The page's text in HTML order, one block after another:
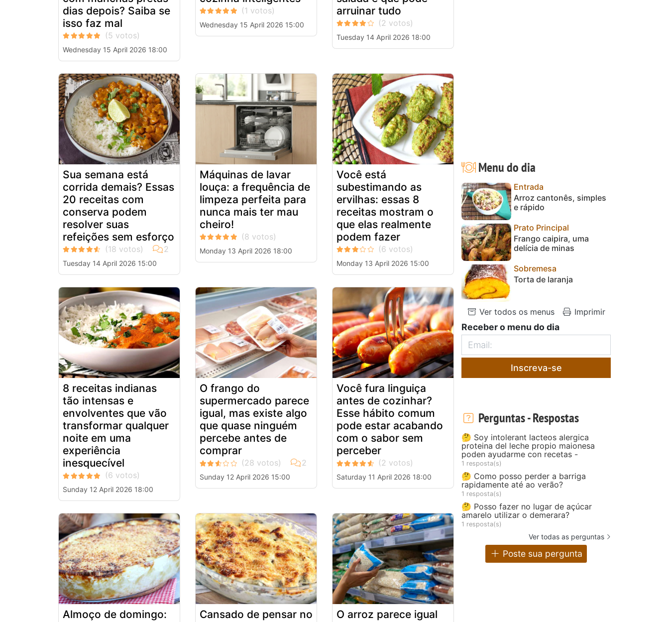
dias depois? Saiba se
isso faz mal
Wednesday 15 April 2026 18:00
Wednesday 15 April 2026 15:00
arruinar tudo
Tuesday 14 April 2026 18:00
Sua semana está
corrida demais? Essas
20 receitas com
conserva podem
resolver suas
refeições sem esforço
Tuesday 14 April 2026 15:00
Máquinas de lavar
louça: a frequência de
limpeza perfeita para
nunca mais ter mau
cheiro!
Monday 13 April 2026 18:00
Você está
subestimando as
ervilhas: essas 8
receitas mostram o
que elas realmente
podem fazer
Monday 13 April 2026 15:00
8 receitas indianas
tão intensas e
envolventes que vão
transformar qualquer
noite em uma
experiência
inesquecível
Sunday 12 April 2026 18:00
O frango do
supermercado parece
igual, mas existe algo
que quase ninguém
percebe antes de
comprar
Sunday 12 April 2026 15:00
Você fura linguiça
antes de cozinhar?
Esse hábito comum
pode estar acabando
com o sabor sem
perceber
Saturday 11 April 2026 18:00
Almoço de domingo:
Cansado de pensar no
O arroz parece igual
Menu do dia
Entrada
Arroz cantonês, simples
e rápido
Prato Principal
Frango caipira, uma
delícia de minas
Sobremesa
Torta de laranja
Ver todos os menus Imprimir
Receber o menu do dia
Inscreva-se
Perguntas - Respostas
🤔 Soy intolerant lacteos alergica
proteina del leche propio maionesa
poden ayudarme con recetas -
1 resposta(s)
🤔 Como posso perder a barriga
rapidamente até ao verão?
1 resposta(s)
🤔 Posso fazer no lugar de açúcar
amarelo utilizar o demerara?
1 resposta(s)
Ver todas as perguntas
Poste sua pergunta